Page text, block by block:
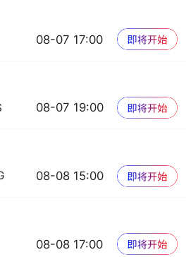
08-07 17:00
08-07 19:00
08-08 15:00
08-08 17:00